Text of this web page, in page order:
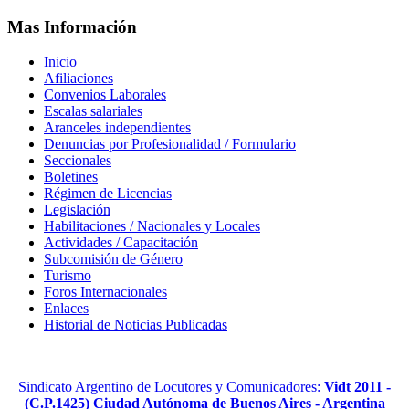
Mas Información
Inicio
Afiliaciones
Convenios Laborales
Escalas salariales
Aranceles independientes
Denuncias por Profesionalidad / Formulario
Seccionales
Boletines
Régimen de Licencias
Legislación
Habilitaciones / Nacionales y Locales
Actividades / Capacitación
Subcomisión de Género
Turismo
Foros Internacionales
Enlaces
Historial de Noticias Publicadas
Sindicato Argentino de Locutores y Comunicadores: Vidt 2011 -
(C.P.1425) Ciudad Autónoma de Buenos Aires - Argentina